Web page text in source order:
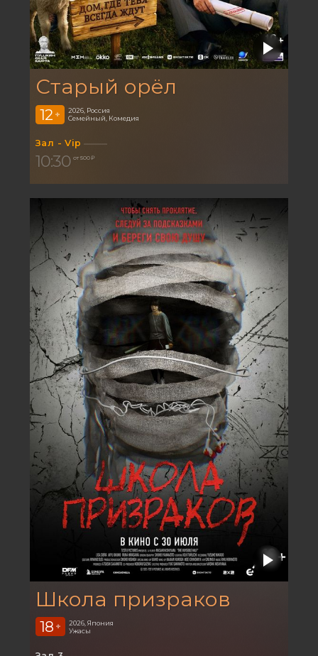
Старый орёл
12 +
2026, Россия
Семейный, Комедия
Зал - Vip
10:30 от 500 ₽
Школа призраков
18 +
2026, Япония
Ужасы